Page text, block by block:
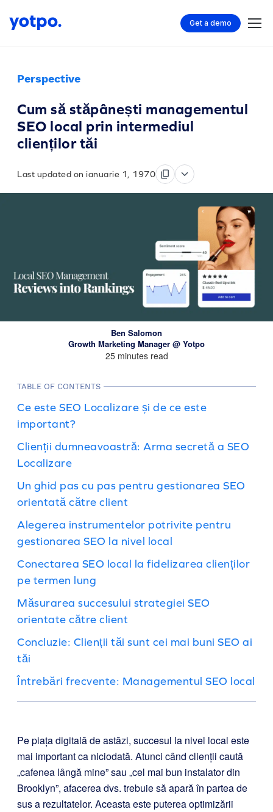
Get a demo
Perspective
Cum să stăpânești managementul
SEO local prin intermediul
clienților tăi
Last updated on ianuarie 1, 1970
Ben Salomon
Growth Marketing Manager @ Yotpo
25 minutes read
TABLE OF CONTENTS
Ce este SEO Localizare și de ce este
important?
Clienții dumneavoastră: Arma secretă a SEO
Localizare
Un ghid pas cu pas pentru gestionarea SEO
orientată către client
Alegerea instrumentelor potrivite pentru
gestionarea SEO la nivel local
Conectarea SEO local la fidelizarea clienților
pe termen lung
Măsurarea succesului strategiei SEO
orientate către client
Concluzie: Clienții tăi sunt cei mai buni SEO ai
tăi
Întrebări frecvente: Managementul SEO local
Pe piața digitală de astăzi, succesul la nivel local este
mai important ca niciodată. Atunci când clienții caută
„cafenea lângă mine” sau „cel mai bun instalator din
Brooklyn”, afacerea dvs. trebuie să apară în partea de
sus a rezultatelor. Aceasta este puterea optimizării